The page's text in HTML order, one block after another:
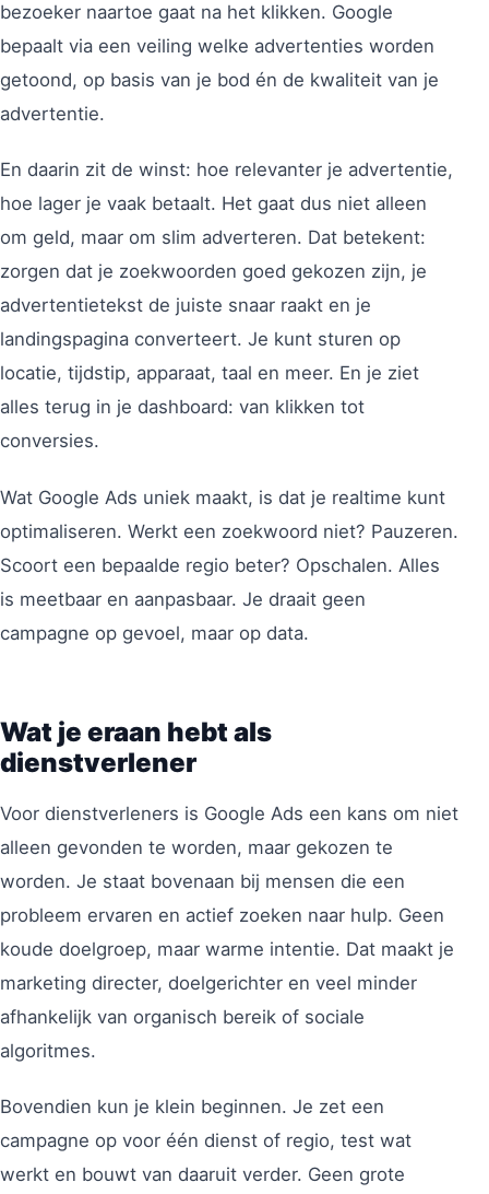
bezoeker naartoe gaat na het klikken. Google
bepaalt via een veiling welke advertenties worden
getoond, op basis van je bod én de kwaliteit van je
advertentie.
En daarin zit de winst: hoe relevanter je advertentie,
hoe lager je vaak betaalt. Het gaat dus niet alleen
om geld, maar om slim adverteren. Dat betekent:
zorgen dat je zoekwoorden goed gekozen zijn, je
advertentietekst de juiste snaar raakt en je
landingspagina converteert. Je kunt sturen op
locatie, tijdstip, apparaat, taal en meer. En je ziet
alles terug in je dashboard: van klikken tot
conversies.
Wat Google Ads uniek maakt, is dat je realtime kunt
optimaliseren. Werkt een zoekwoord niet? Pauzeren.
Scoort een bepaalde regio beter? Opschalen. Alles
is meetbaar en aanpasbaar. Je draait geen
campagne op gevoel, maar op data.
Wat je eraan hebt als
dienstverlener
Voor dienstverleners is Google Ads een kans om niet
alleen gevonden te worden, maar gekozen te
worden. Je staat bovenaan bij mensen die een
probleem ervaren en actief zoeken naar hulp. Geen
koude doelgroep, maar warme intentie. Dat maakt je
marketing directer, doelgerichter en veel minder
afhankelijk van organisch bereik of sociale
algoritmes.
Bovendien kun je klein beginnen. Je zet een
campagne op voor één dienst of regio, test wat
werkt en bouwt van daaruit verder. Geen grote